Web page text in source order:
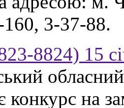
160, 3-37-88.
8824) 15
конкурс на